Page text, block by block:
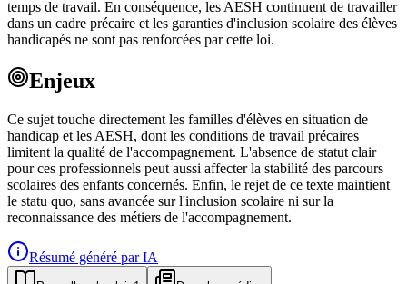
temps de travail. En conséquence, les AESH continuent de travailler
dans un cadre précaire et les garanties d'inclusion scolaire des élèves
handicapés ne sont pas renforcées par cette loi.
Enjeux
Ce sujet touche directement les familles d'élèves en situation de
handicap et les AESH, dont les conditions de travail précaires
limitent la qualité de l'accompagnement. L'absence de statut clair
pour ces professionnels peut aussi affecter la stabilité des parcours
scolaires des enfants concernés. Enfin, le rejet de ce texte maintient
le statu quo, sans avancée sur l'inclusion scolaire ni sur la
reconnaissance des métiers de l'accompagnement.
Résumé généré par IA